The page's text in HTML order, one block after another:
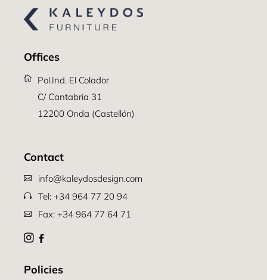
Offices
Pol.Ind. El Colador
C/ Cantabria 31
12200 Onda (Castellón)
Contact
info@kaleydosdesign.com
Tel: +34 964 77 20 94
Fax: +34 964 77 64 71
Policies